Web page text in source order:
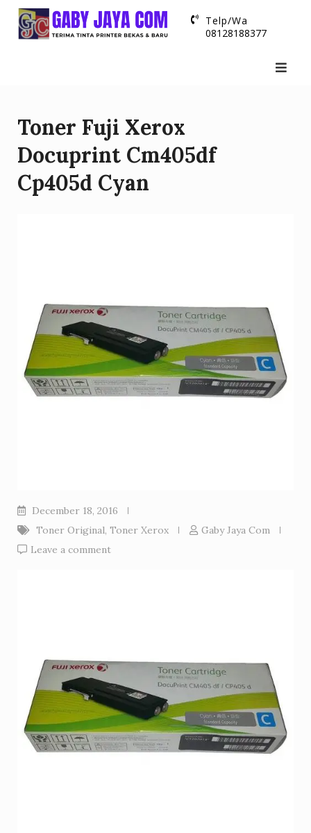
Skip
Telp/Wa
08128188377
Toner Fuji Xerox
Docuprint Cm405df
Cp405d Cyan
December 18, 2016
Toner Original, Toner Xerox
Gaby Jaya Com
Leave a comment